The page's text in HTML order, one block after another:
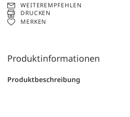
WEITEREMPFEHLEN
DRUCKEN
MERKEN
Produktinformationen
Produktbeschreibung